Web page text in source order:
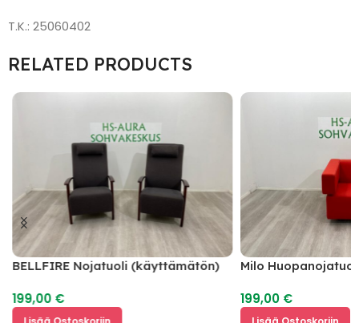
T.K.: 25060402
RELATED PRODUCTS
BELLFIRE Nojatuoli (käyttämätön)
199,00 €
Milo
199,00 €